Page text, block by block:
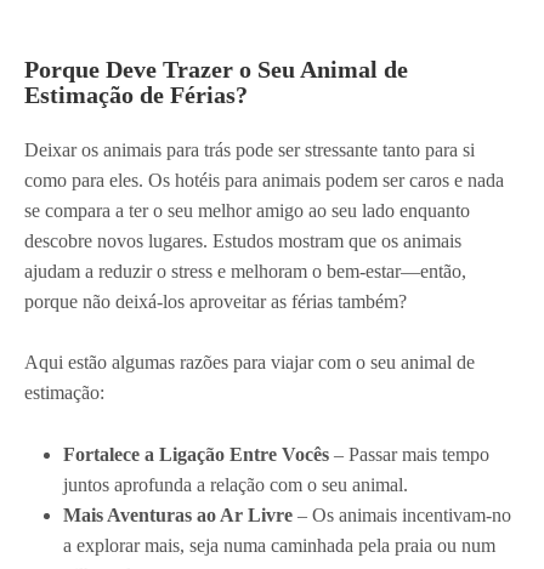
Porque Deve Trazer o Seu Animal de
Estimação de Férias?
Deixar os animais para trás pode ser stressante tanto para si
como para eles. Os hotéis para animais podem ser caros e nada
se compara a ter o seu melhor amigo ao seu lado enquanto
descobre novos lugares. Estudos mostram que os animais
ajudam a reduzir o stress e melhoram o bem-estar—então,
porque não deixá-los aproveitar as férias também?
Aqui estão algumas razões para viajar com o seu animal de
estimação:
Fortalece a Ligação Entre Vocês – Passar mais tempo
juntos aprofunda a relação com o seu animal.
Mais Aventuras ao Ar Livre – Os animais incentivam-no
a explorar mais, seja numa caminhada pela praia ou num